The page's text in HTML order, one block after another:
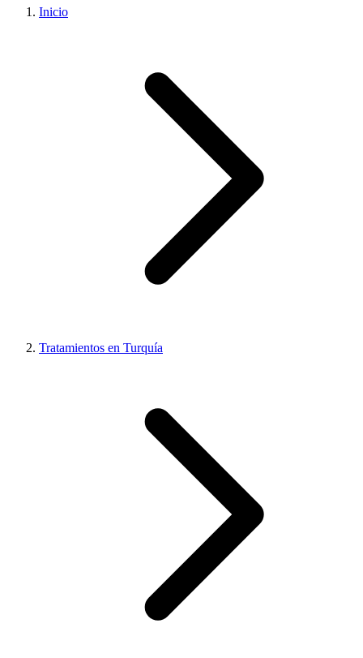
Inicio
Tratamientos en Turquía